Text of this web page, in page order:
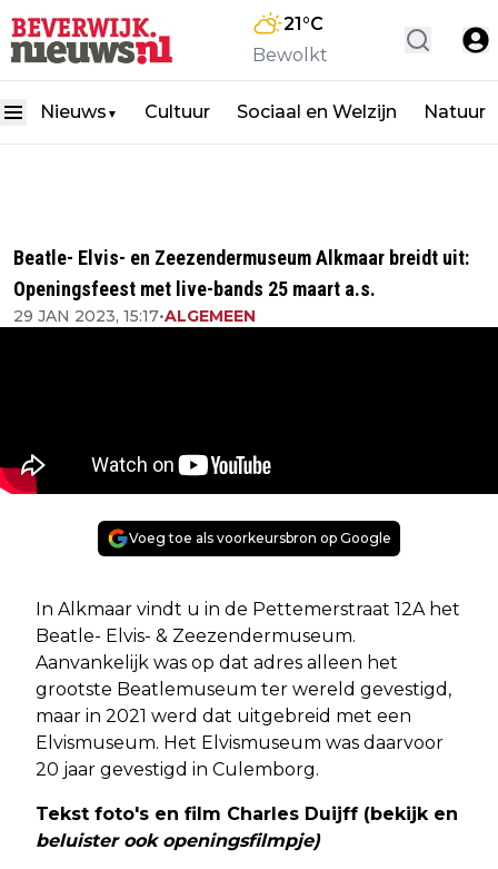
21°C
Bewolkt
Nieuws ▼ Cultuur Sociaal en Welzijn Natuur
Beatle- Elvis- en Zeezendermuseum Alkmaar breidt uit:
Openingsfeest met live-bands 25 maart a.s.
29 JAN 2023, 15:17•ALGEMEEN
Voeg toe als voorkeursbron op Google
In Alkmaar vindt u in de Pettemerstraat 12A het
Beatle- Elvis- & Zeezendermuseum.
Aanvankelijk was op dat adres alleen het
grootste Beatlemuseum ter wereld gevestigd,
maar in 2021 werd dat uitgebreid met een
Elvismuseum. Het Elvismuseum was daarvoor
20 jaar gevestigd in Culemborg.
Tekst foto's en film Charles Duijff (bekijk en
beluister ook openingsfilmpje)